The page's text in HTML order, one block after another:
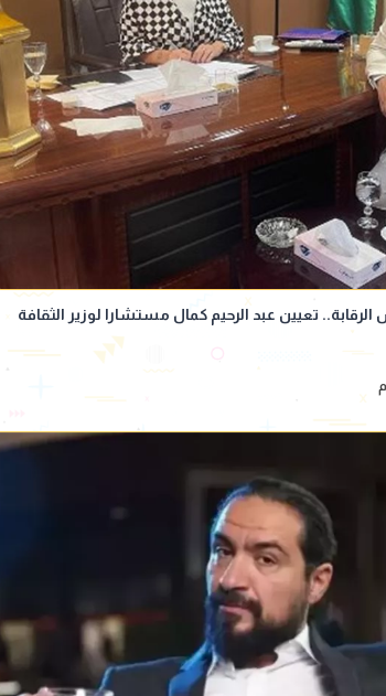
تعيين عبد الرحيم كمال مستشارا لوزير الثقافة